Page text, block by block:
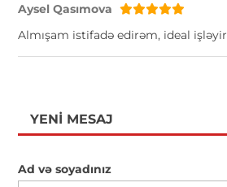
Aysel Qasımova
Almışam istifadə edirəm, ideal işləyir
YENI MESAJ
Ad və soyadınız